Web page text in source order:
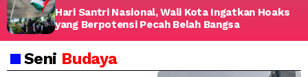
Hari Santri Nasional, Wali Kota Ingatkan Hoaks
yang Berpotensi Pecah Belah Bangsa
Seni Budaya